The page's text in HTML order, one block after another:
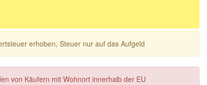
erhoben, Steuer nur auf das Aufgeld
von Käufern mit Wohnort innerhalb der EU